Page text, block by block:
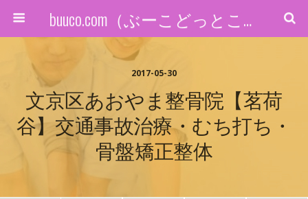
buuco.com（ぶーこどっとこむ）
2017-05-30
文京区あおやま整骨院【茗荷
谷】交通事故治療・むち打ち・
骨盤矯正整体